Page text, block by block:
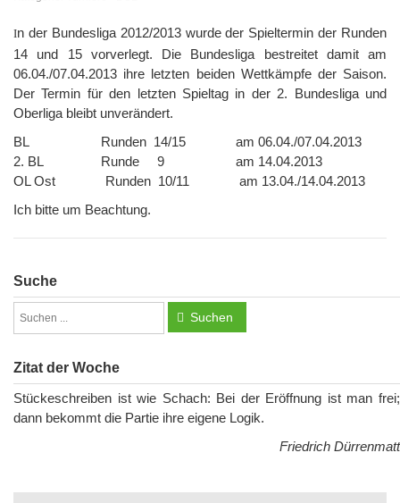
In der Bundesliga 2012/2013 wurde der Spieltermin der Runden
14 und 15 vorverlegt. Die Bundesliga bestreitet damit am
06.04./07.04.2013 ihre letzten beiden Wettkämpfe der Saison.
Der Termin für den letzten Spieltag in der 2. Bundesliga und
Oberliga bleibt unverändert.
BL Runden 14/15 am 06.04./07.04.2013
2. BL Runde 9 am 14.04.2013
OL Ost Runden 10/11 am 13.04./14.04.2013
Ich bitte um Beachtung.
Suche
Suchen
Zitat der Woche
Stückeschreiben ist wie Schach: Bei der Eröffnung ist man frei;
dann bekommt die Partie ihre eigene Logik.
Friedrich Dürrenmatt